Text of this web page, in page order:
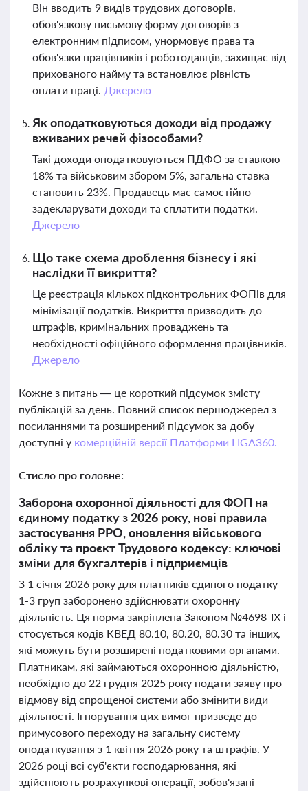
Він вводить 9 видів трудових договорів,
обов'язкову письмову форму договорів з
електронним підписом, унормовує права та
обов'язки працівників і роботодавців, захищає від
прихованого найму та встановлює рівність
оплати праці. Джерело
Як оподатковуються доходи від продажу
вживаних речей фізособами?
Такі доходи оподатковуються ПДФО за ставкою
18% та військовим збором 5%, загальна ставка
становить 23%. Продавець має самостійно
задекларувати доходи та сплатити податки.
Джерело
Що таке схема дроблення бізнесу і які
наслідки її викриття?
Це реєстрація кількох підконтрольних ФОПів для
мінімізації податків. Викриття призводить до
штрафів, кримінальних проваджень та
необхідності офіційного оформлення працівників.
Джерело
Кожне з питань — це короткий підсумок змісту
публікацій за день. Повний список першоджерел з
посиланнями та розширений підсумок за добу
доступні у комерційній версії Платформи LIGA360.
Стисло про головне:
Заборона охоронної діяльності для ФОП на
єдиному податку з 2026 року, нові правила
застосування РРО, оновлення військового
обліку та проєкт Трудового кодексу: ключові
зміни для бухгалтерів і підприємців
З 1 січня 2026 року для платників єдиного податку
1-3 груп заборонено здійснювати охоронну
діяльність. Ця норма закріплена Законом №4698-IX і
стосується кодів КВЕД 80.10, 80.20, 80.30 та інших,
які можуть бути розширені податковими органами.
Платникам, які займаються охоронною діяльністю,
необхідно до 22 грудня 2025 року подати заяву про
відмову від спрощеної системи або змінити види
діяльності. Ігнорування цих вимог призведе до
примусового переходу на загальну систему
оподаткування з 1 квітня 2026 року та штрафів. У
2026 році всі суб'єкти господарювання, які
здійснюють розрахункові операції, зобов'язані